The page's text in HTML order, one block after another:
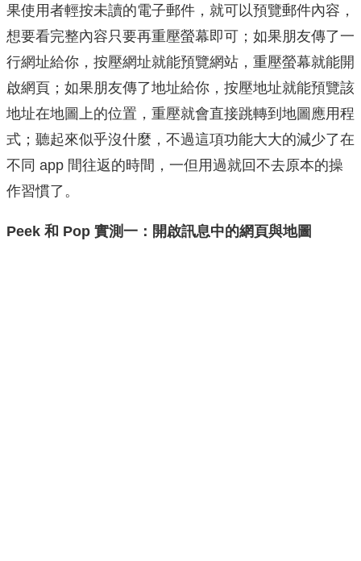
果使用者輕按未讀的電子郵件，就可以預覽郵件內容，
想要看完整內容只要再重壓螢幕即可；如果朋友傳了一
行網址給你，按壓網址就能預覽網站，重壓螢幕就能開
啟網頁；如果朋友傳了地址給你，按壓地址就能預覽該
地址在地圖上的位置，重壓就會直接跳轉到地圖應用程
式；聽起來似乎沒什麼，不過這項功能大大的減少了在
不同 app 間往返的時間，一但用過就回不去原本的操
作習慣了。
Peek 和 Pop 實測一：開啟訊息中的網頁與地圖